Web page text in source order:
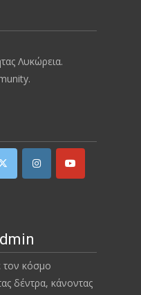
Λυκώρεια.
τον κόσμο
δέντρα, κάνοντας